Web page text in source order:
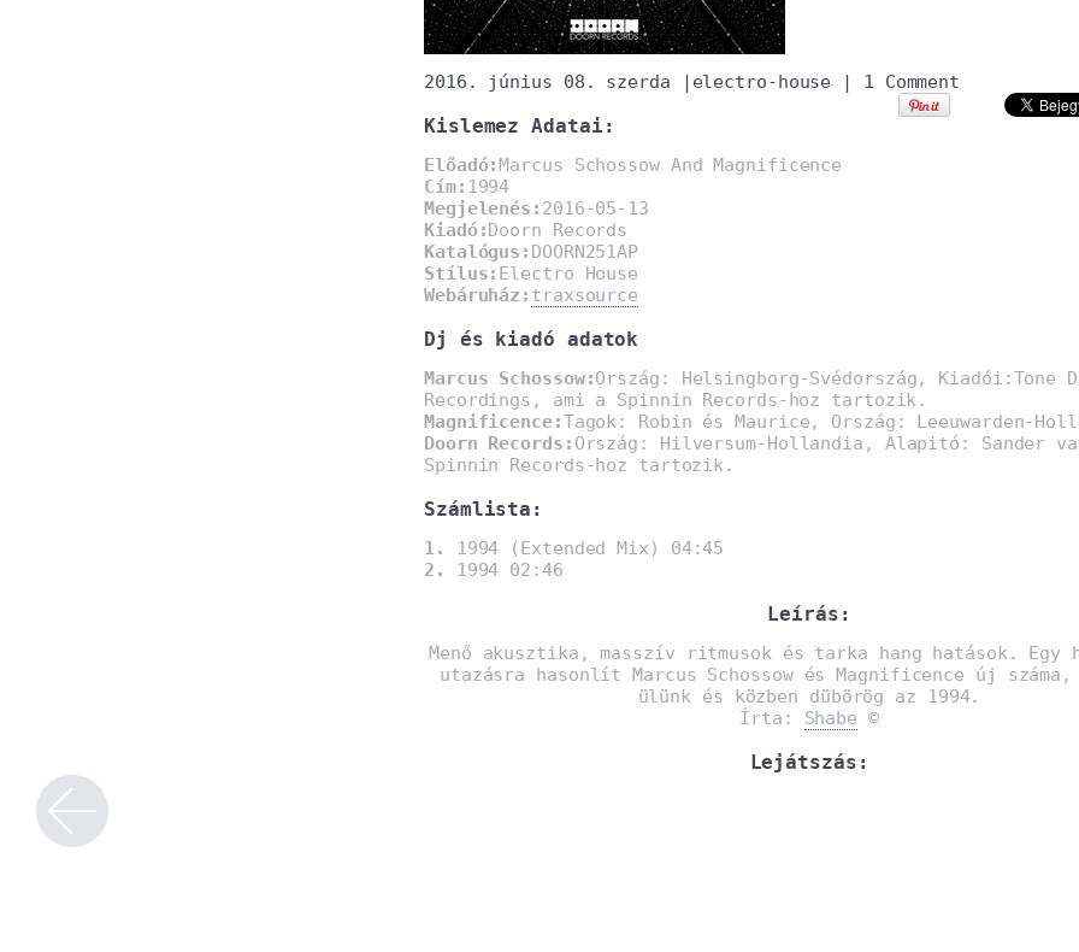
2016. június 08. szerda | electro-house | 1 Comment
Kislemez Adatai:
Előadó:Marcus Schossow And Magnificence
Cím: 1994
Megjelenés: 2016-05-13
Kiadó:Doorn Records
Katalógus: DOORN251AP
Stílus: Electro House
Webáruház: traxsource
Dj és kiadó adatok
Marcus Schossow:Ország: Helsingborg-Svédország, Kiadói:Tone
Recordings, ami a Spinnin Records-hoz tartozik.
Magnificence:Tagok: Robin és Maurice, Ország: Leeuwarden-
Doorn Records: Ország: Hilversum-Hollandia, Alapitó: Sander
Spinnin Records-hoz tartozik.
Számlista:
1.
1994 (Extended Mix) 04:45
2.
1994 02:46
Leírás:
Menő akusztika, masszív ritmusok és tarka hang hatások. Egy
utazásra hasonlít Marcus Schossow és Magnificence új
ülünk és közben dübörög az 1994.
Írta: Shabe ©
Lejátszás: